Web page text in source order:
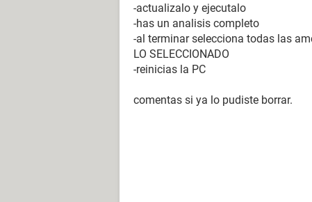
-actualizalo y ejecutalo
-has un analisis completo
-al terminar selecciona todas las
LO SELECCIONADO
-reinicias la PC
comentas si ya lo pudiste borrar.